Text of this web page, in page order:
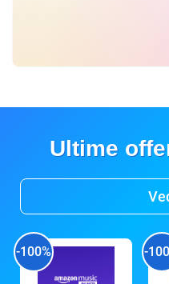
Ultime
-100% -